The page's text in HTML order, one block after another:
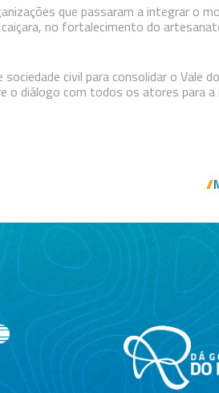
que passaram a integrar o
no fortalecimento do
civil para consolidar o Vale
o diálogo com todos os atores para a